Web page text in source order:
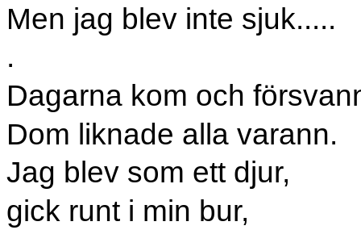
Men jag blev inte sjuk.....
.
Dagarna kom och
Dom liknade alla varann.
Jag blev som ett djur,
gick runt i min bur,